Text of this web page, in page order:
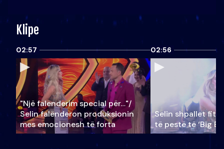
Klipe
02:57
"Një falenderim special për…"/
Selin falënderon produksionin
mes emocionesh të forta
02:56
Selin shpallet
të pestë të ‘Big